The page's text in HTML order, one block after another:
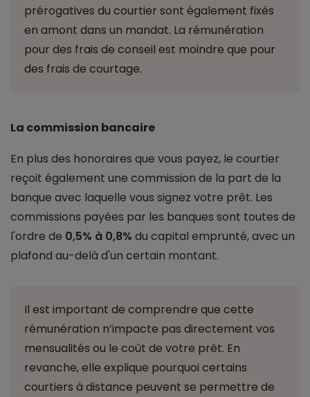
prérogatives du courtier sont également fixés
en amont dans un mandat. La rémunération
pour des frais de conseil est moindre que pour
des frais de courtage.
La commission bancaire
En plus des honoraires que vous payez, le courtier
reçoit également une commission de la part de la
banque avec laquelle vous signez votre prêt. Les
commissions payées par les banques sont toutes de
l'ordre de 0,5% à 0,8% du capital emprunté, avec un
plafond au-delà d'un certain montant.
Il est important de comprendre que cette
rémunération n’impacte pas directement vos
mensualités ou le coût de votre prêt. En
revanche, elle explique pourquoi certains
courtiers à distance peuvent se permettre de